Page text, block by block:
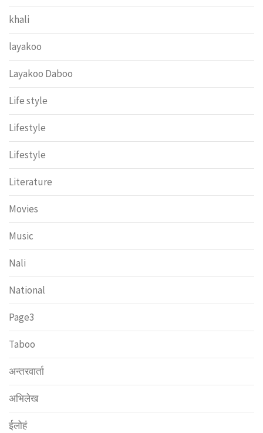
khali
layakoo
Layakoo Daboo
Life style
Lifestyle
Lifestyle
Literature
Movies
Music
Nali
National
Page3
Taboo
अन्तरवार्ता
अभिलेख
ईलोहं